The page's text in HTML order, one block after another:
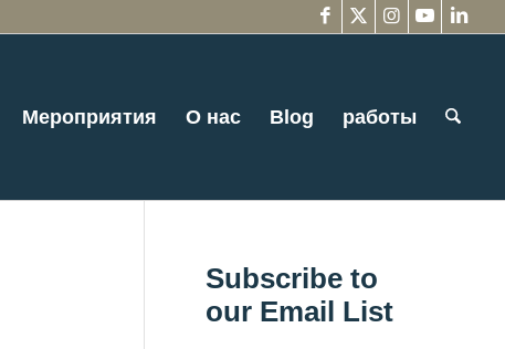
Мероприятия О нас Blog работы
Subscribe to
our Email List